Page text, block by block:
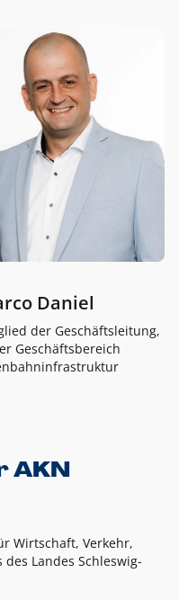
Daniel
der Geschäftsleitung,
Geschäftsbereich
AKN
Wirtschaft, Verkehr,
Landes Schleswig-